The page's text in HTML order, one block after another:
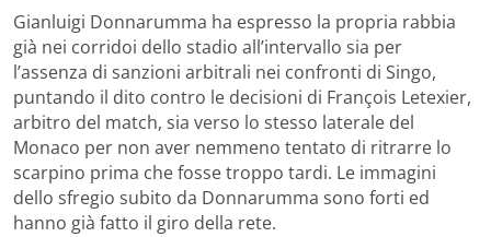
Gianluigi Donnarumma ha espresso la propria rabbia
già nei corridoi dello stadio all’intervallo sia per
l’assenza di sanzioni arbitrali nei confronti di Singo,
puntando il dito contro le decisioni di François Letexier,
arbitro del match, sia verso lo stesso laterale del
Monaco per non aver nemmeno tentato di ritrarre lo
scarpino prima che fosse troppo tardi. Le immagini
dello sfregio subito da Donnarumma sono forti ed
hanno già fatto il giro della rete.